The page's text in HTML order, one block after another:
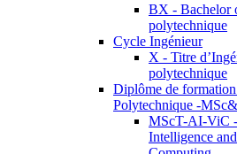
BX - Bachelor
polytechnique
Cycle Ingénieur
X - Titre
polytechnique
Diplôme de
Polytechnique -
MScT-AI-ViC
Intelligence